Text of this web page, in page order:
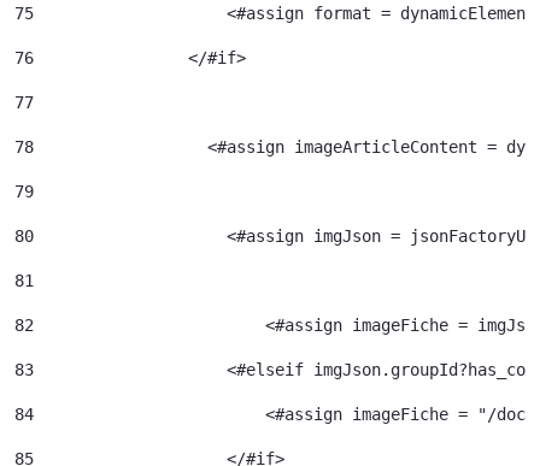
75
<#assign format =
76
                </#if>
77
78
<#assign imageArticleContent =
79
80
<#assign imgJson =
81
82
<#assign imageFiche =
83
<#elseif
84
<#assign
85
                    </#if>